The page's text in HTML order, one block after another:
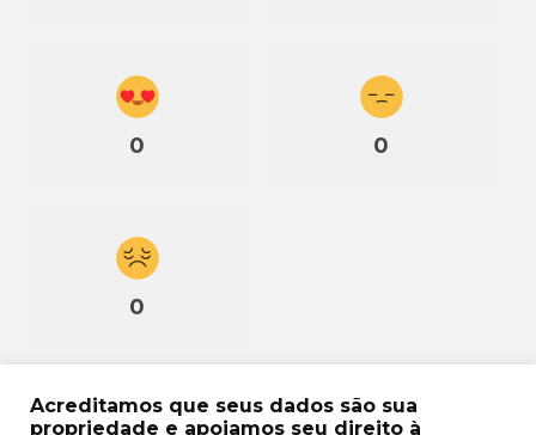
0 0
0
Acreditamos que seus dados são sua
propriedade e apoiamos seu direito à